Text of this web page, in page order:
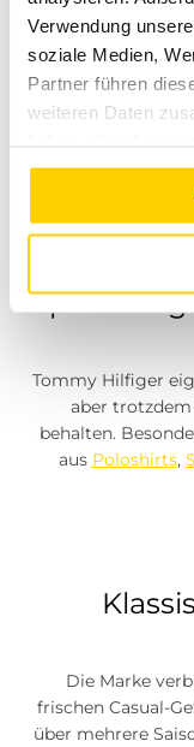
Verwendung
soziale Medien,
Partner führen
weiteren Daten
gesammelt haben.
kombinieren
sportlicher
Casual und
Sportlich
Tommy Hilfiger
aber trotzdem
behalten.
aus Poloshirts,
Die Marke
frischen Casual-
über mehrere